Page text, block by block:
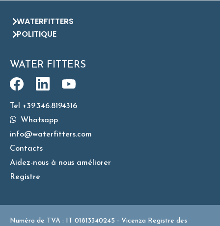
WATERFITTERS
POLITIQUE
WATER FITTERS
Tel +39.346.8194316
Whatsapp
info@waterfitters.com
Contacts
Aidez-nous à nous améliorer
Registre
Numéro de TVA : IT 01813340245 - Vicenza Registre des